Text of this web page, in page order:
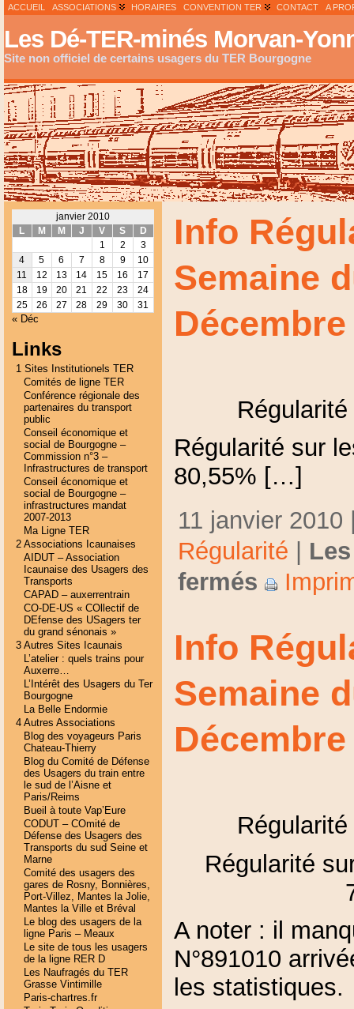
ACCUEIL ASSOCIATIONS HORAIRES CONVENTION TER CONTACT A
Les Dé-TER-minés Morvan-
Site non officiel de certains usagers du TER Bourgogne
janvier 2010
L
M M J V S
D
1
2
3
4
5 6 7 8 9
10
11
12 13 14 15 16
17
18
19 20 21 22 23
24
25
26 27 28 29 30 31
« Déc
Links
1 Sites Institutionels TER
Comités de ligne TER
Conférence régionale des
partenaires du transport
public
Conseil économique et
social de Bourgogne –
Commission n°3 –
Infrastructures de transport
Conseil économique et
social de Bourgogne –
infrastructures mandat
2007-2013
Ma Ligne TER
2 Associations Icaunaises
AIDUT – Association
Icaunaise des Usagers des
Transports
CAPAD – auxerrentrain
CO-DE-US « COllectif de
DEfense des USagers ter
du grand sénonais »
3 Autres Sites Icaunais
L’atelier : quels trains pour
Auxerre…
L’Intérêt des Usagers du Ter
Bourgogne
La Belle Endormie
4 Autres Associations
Blog des voyageurs Paris
Chateau-Thierry
Blog du Comité de Défense
des Usagers du train entre
le sud de l’Aisne et
Paris/Reims
Bueil à toute Vap’Eure
CODUT – COmité de
Défense des Usagers des
Transports du sud Seine et
Marne
Comité des usagers des
gares de Rosny, Bonnières,
Port-Villez, Mantes la Jolie,
Mantes la Ville et Bréval
Le blog des usagers de la
ligne Paris – Meaux
Le site de tous les usagers
de la ligne RER D
Les Naufragés du TER
Grasse Vintimille
Paris-chartres.fr
Info
Semaine
Décembre
Régularité sur
80,55% […]
11 janvier 2010
Régularité
fermés
Info
Semaine
Décembre
Régularité
A noter : il
N°891010
les statistiques.